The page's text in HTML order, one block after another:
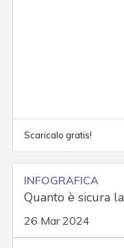
Scaricalo gratis!
INFOGRAFICA
Quanto è sicura
26 Mar 2024